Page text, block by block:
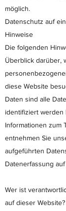
möglich.
Datenschutz auf
Hinweise
Die folgenden
Überblick darüber,
diese Website
Daten sind alle
identifiziert
Informationen zum
entnehmen Sie
aufgeführten
Datenerfassung
Wer ist
auf dieser Website?